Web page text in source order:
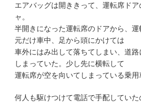
エアバッグは開ききって、運転席ド
ャ。
半開きになった運転席のドアから、
元だけ車中、足から頭にかけては
車外にはみ出して落ちてしまい、道
しまっていた。少し先に横転して
運転席が空を向いてしまっている乗用
何人も駆けつけて電話で手配してい